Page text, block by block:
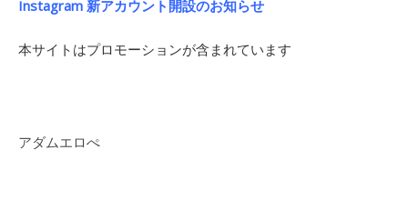
Instagram 新アカウント開設のお知らせ
本サイトはプロモーションが含まれています
アダムエロぺ